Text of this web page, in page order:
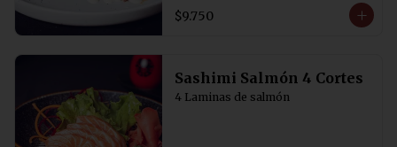
$9.750
Sashimi Salmón 4 Cortes
4 Laminas de salmón